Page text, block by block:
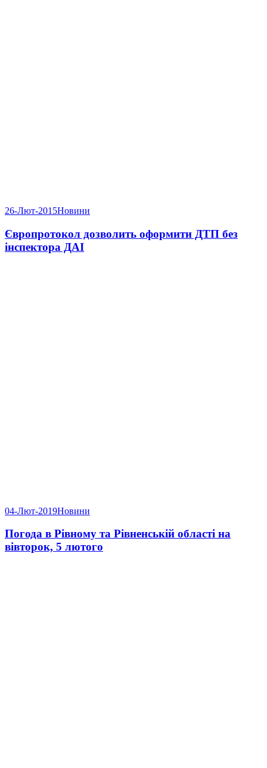
26-Лют-2015Новини
Європротокол дозволить оформити ДТП без
інспектора ДАІ
04-Лют-2019Новини
Погода в Рівному та Рівненській області на
вівторок, 5 лютого